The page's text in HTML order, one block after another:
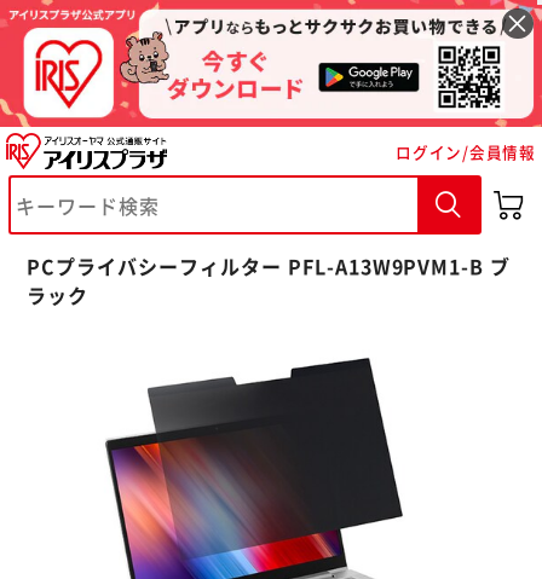
ログイン/会員情報
PCプライバシーフィルター PFL-A13W9PVM1-B ブ
ラック
※ご確認ください